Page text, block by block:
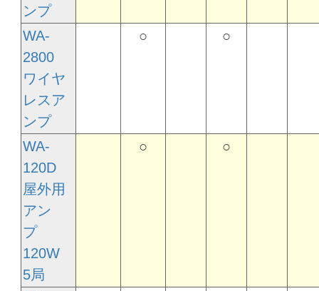
ンプ
WA-
2800
ワイヤ
レスア
ンプ
○ ○
WA-
120D
屋外用
アン
プ
120W
5局
○ ○